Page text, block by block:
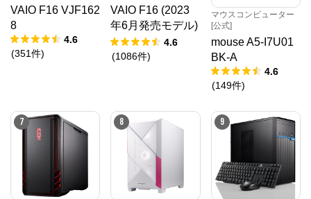
VAIO F16 VJF162
8
4.6
(351件)
VAIO F16 (2023
年6月発売モデル)
VJF1618
4.6
(1086件)
マウスコンピューター
[公式]
mouse A5-I7U01
BK-A
4.6
(149件)
7 8 9
マウスコンピューター[公式]
公式ECサイト
マウスコンピューター[公式]からのコメント
マウスコンピューターは、お客様のご利用目的・ご予
算に沿って、自由にカスタマイズしたBTO（Build To
Order）パソコンをご提供する、国内生産のパソコン
メーカーです。
当社パソコンには「3年間無償保証（一部製品を除
く）」「24時間×365日電話サポート」が標準で付帯、
休日や深夜でも専門国内スタッフが皆様をサポートい